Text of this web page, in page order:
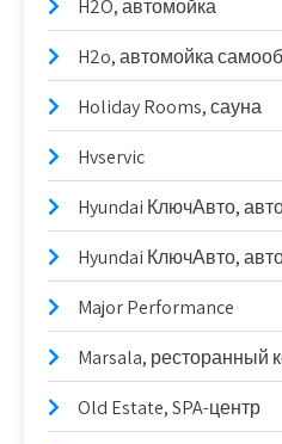
H2O, автомойка
H2o, автомойка
Holiday Rooms, сауна
Hvservic
Hyundai КлючАвто,
Hyundai КлючАвто,
Major Performance
Marsala, ресторанный
Old Estate, SPA-центр